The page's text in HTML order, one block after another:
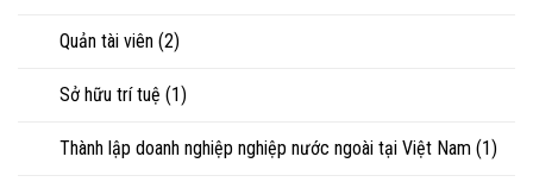
Quản tài viên (2)
Sở hữu trí tuệ (1)
Thành lập doanh nghiệp nghiệp nước ngoài tại Việt Nam (1)